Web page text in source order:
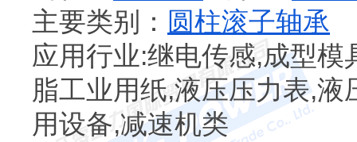
主要类别： 圆柱滚子轴承
应用行业:继电传感,成型模
脂工业用纸,液压压力表,
用设备,减速机类